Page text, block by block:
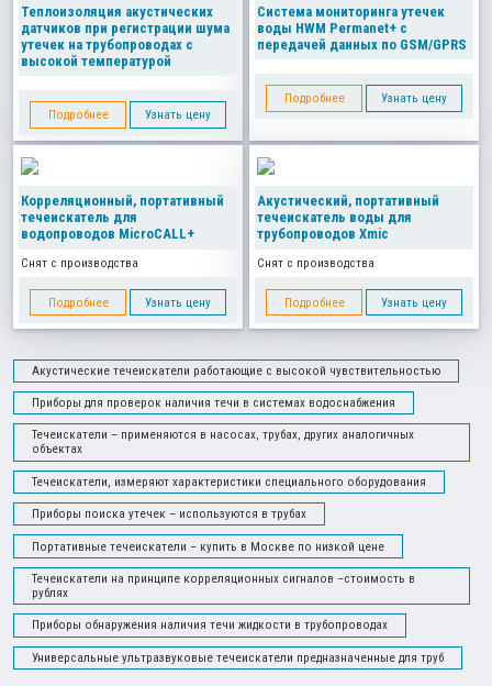
Теплоизоляция акустических
датчиков при регистрации шума
утечек на трубопроводах с
высокой температурой
Подробнее Узнать цену
Система мониторинга утечек
воды HWM Permanet+ с
передачей данных по GSM/GPRS
Подробнее Узнать цену
Корреляционный, портативный
течеискатель для
водопроводов MicroCALL+
Снят с производства
Подробнее Узнать цену
Акустический, портативный
течеискатель воды для
трубопроводов Xmic
Снят с производства
Подробнее Узнать цену
Акустические течеискатели работающие с высокой чувствительностью
Приборы для проверок наличия течи в системах водоснабжения
Течеискатели – применяются в насосах, трубах, других аналогичных
объектах
Течеискатели, измеряют характеристики специального оборудования
Приборы поиска утечек – используются в трубах
Портативные течеискатели – купить в Москве по низкой цене
Течеискатели на принципе корреляционных сигналов –стоимость в
рублях
Приборы обнаружения наличия течи жидкости в трубопроводах
Универсальные ультразвуковые течеискатели предназначенные для труб